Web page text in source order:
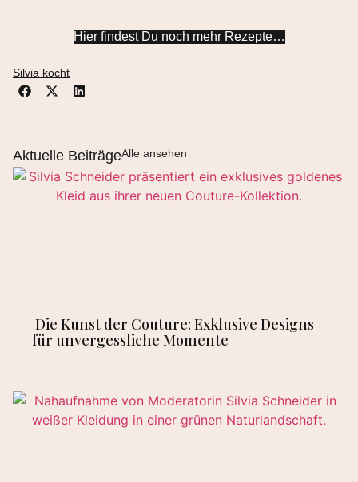
Hier findest Du noch mehr Rezepte…
Silvia kocht
Aktuelle BeiträgeAlle ansehen
Die Kunst der Couture: Exklusive Designs
für unvergessliche Momente